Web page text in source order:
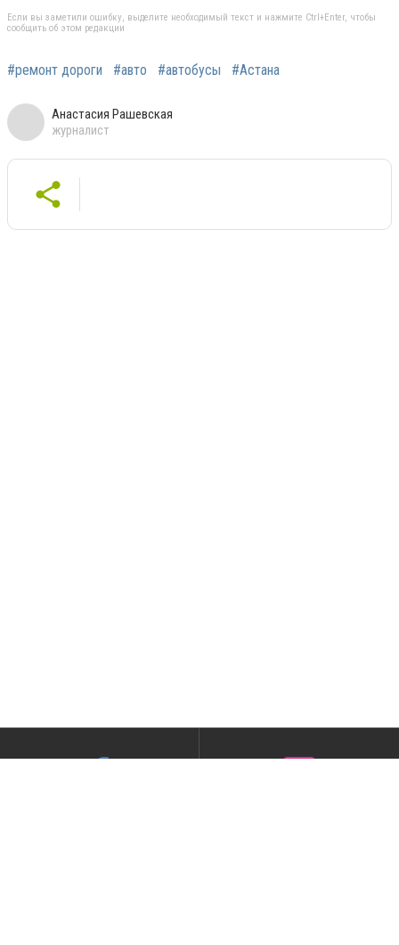
Если вы заметили ошибку, выделите необходимый текст и нажмите Ctrl+Enter, чтобы
сообщить об этом редакции
#ремонт дороги #авто #автобусы #Астана
Анастасия Рашевская
журналист